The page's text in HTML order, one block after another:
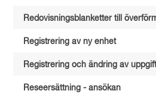
Redovisningsblanketter till
Registrering av ny enhet
Registrering och ändring av
Reseersättning - ansökan